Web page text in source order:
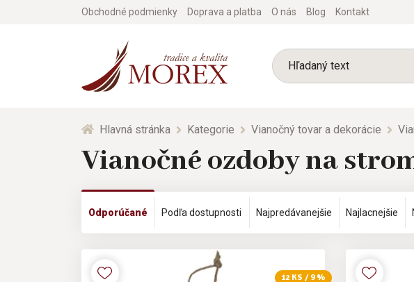
Obchodné podmienky Doprava a platba O nás Blog Kontakt
Hlavná stránka Kategorie Vianočný tovar a dekorácie
Vianočné ozdoby na
Odporúčané Podľa dostupnosti Najpredávanejšie Najlacnejšie
12 KS / 9 %